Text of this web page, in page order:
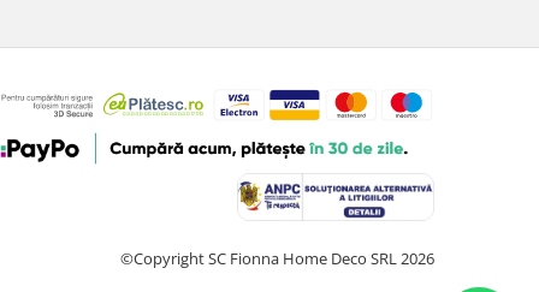
©Copyright SC Fionna Home Deco SRL 2026